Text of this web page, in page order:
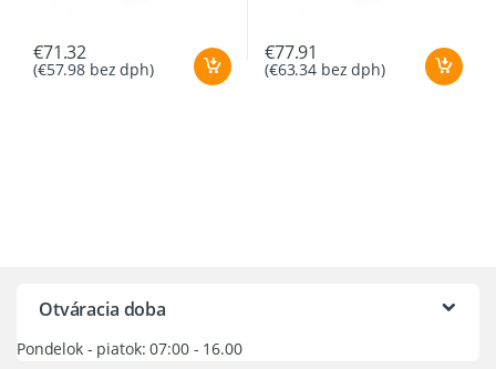
€71.32
(€57.98 bez dph)
€77.91
(€63.34 bez dph)
Otváracia doba
Pondelok - piatok: 07:00 - 16.00